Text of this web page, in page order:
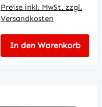
Preise inkl. MwSt. zzgl.
Versandkosten
In den Warenkorb